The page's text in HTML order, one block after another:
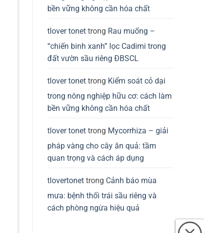
bền vững không cần hóa chất
tlover tonet trong Rau muống –
“chiến binh xanh” lọc Cadimi trong
đất vườn sầu riêng ĐBSCL
tlover tonet trong Kiểm soát cỏ dại
trong nông nghiệp hữu cơ: cách làm
bền vững không cần hóa chất
tlover tonet trong Mycorrhiza – giải
pháp vàng cho cây ăn quả: tầm
quan trọng và cách áp dụng
tlovertonet trong Cảnh báo mùa
mưa: bệnh thối trái sầu riêng và
cách phòng ngừa hiệu quả